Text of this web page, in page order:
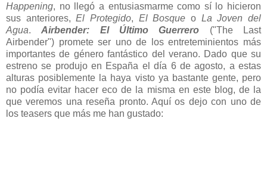
Happening, no llegó a entusiasmarme como sí lo hicieron
sus anteriores,El Protegido, El Bosque o La Joven del
Agua.Airbender: El Último Guerrero ("The Last
Airbender") promete ser uno de los entreteminientos más
importantes de género fantástico del verano. Dado que su
estreno se produjo en España el día 6 de agosto, a estas
alturas posiblemente la haya visto ya bastante gente, pero
no podía evitar hacer eco de la misma en este blog, de la
que veremos una reseña pronto. Aquí os dejo con uno de
los teasers que más me han gustado: